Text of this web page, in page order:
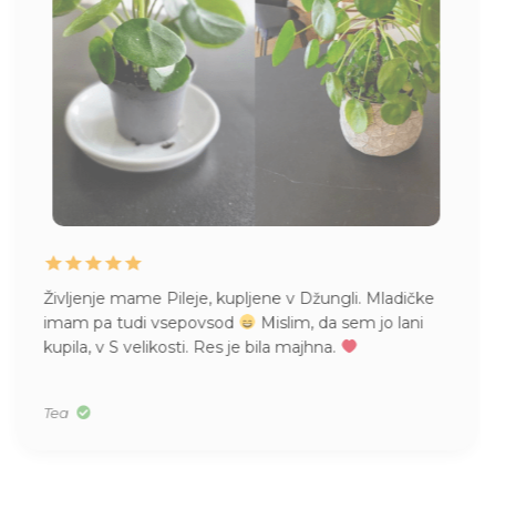
Življenje mame Pileje, kupljene v Džungli. Mladičke
imam pa tudi vsepovsod
Mislim, da sem jo lani
kupila, v S velikosti. Res je bila majhna.
Tea